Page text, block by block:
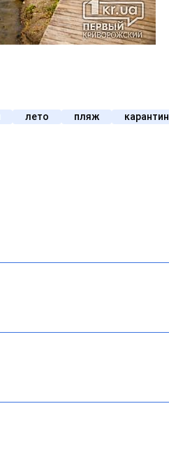
лето пляж
карантин